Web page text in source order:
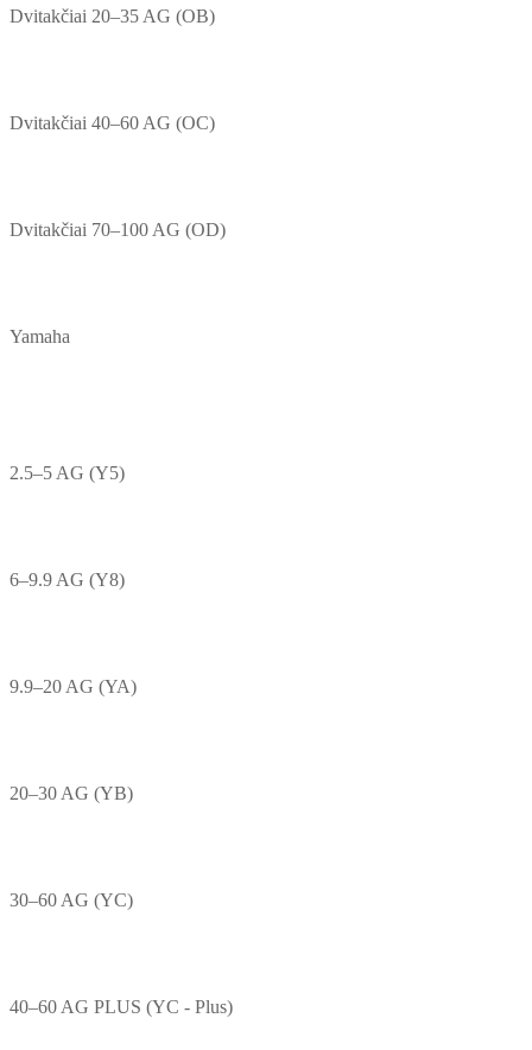
Dvitakčiai 20–35 AG (OB)
Dvitakčiai 40–60 AG (OC)
Dvitakčiai 70–100 AG (OD)
Yamaha
2.5–5 AG (Y5)
6–9.9 AG (Y8)
9.9–20 AG (YA)
20–30 AG (YB)
30–60 AG (YC)
40–60 AG PLUS (YC - Plus)